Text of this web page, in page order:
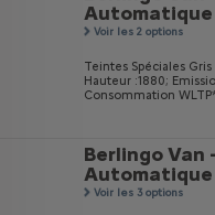
Automatique
Voir les 2 options
Teintes Spéciales
Hauteur :1880;
Consommation
Berlingo Van
Automatique
Voir les 3 options